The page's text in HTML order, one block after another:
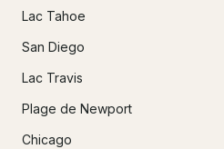
Lac Tahoe
San Diego
Lac Travis
Plage de Newport
Chicago